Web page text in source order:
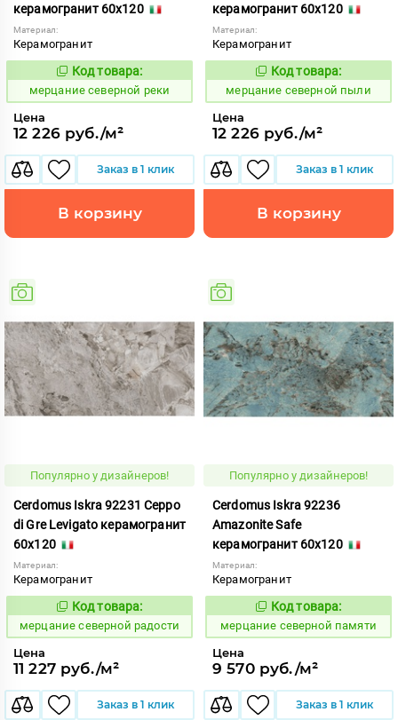
керамогранит 60x120
Материал:
Керамогранит
979329
Код товара:
мерцание северной реки
Цена
12 226 руб./м²
Заказ в 1 клик
В корзину
керамогранит 60x120
Материал:
Керамогранит
979326
Код товара:
мерцание северной пыли
Цена
12 226 руб./м²
Заказ в 1 клик
В корзину
Популярно у дизайнеров!
Cerdomus Iskra 92231 Ceppo
di Gre Levigato керамогранит
60x120
Материал:
Керамогранит
979327
Код товара:
мерцание северной радости
Цена
11 227 руб./м²
Заказ в 1 клик
Популярно у дизайнеров!
Cerdomus Iskra 92236
Amazonite Safe
керамогранит 60x120
Материал:
Керамогранит
979318
Код товара:
мерцание северной памяти
Цена
9 570 руб./м²
Заказ в 1 клик